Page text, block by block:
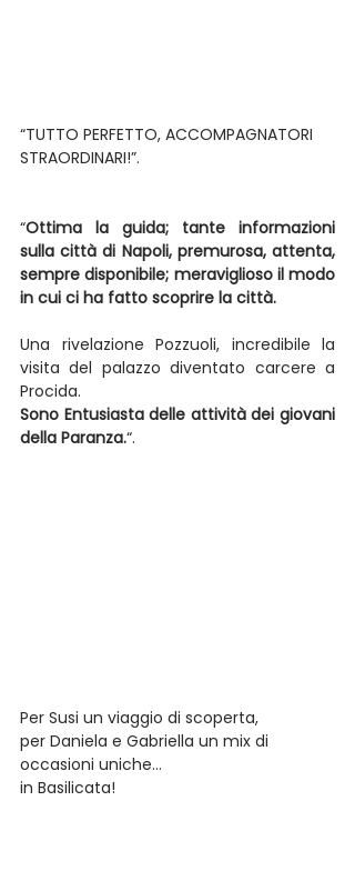
“TUTTO PERFETTO, ACCOMPAGNATORI
STRAORDINARI!”.
“Ottima la guida; tante informazioni
sulla città di Napoli, premurosa, attenta,
sempre disponibile; meraviglioso il modo
in cui ci ha fatto scoprire la città.
Una rivelazione Pozzuoli, incredibile la
visita del palazzo diventato carcere a
Procida.
Sono Entusiasta delle attività dei giovani
della Paranza.“.
Per Susi un viaggio di scoperta,
per Daniela e Gabriella un mix di
occasioni uniche…
in Basilicata!